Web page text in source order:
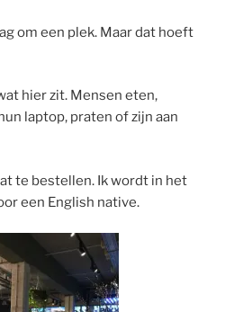
om een plek. Maar dat hoeft
hier zit. Mensen eten,
laptop, praten of zijn aan
te bestellen. Ik wordt in het
een English native.